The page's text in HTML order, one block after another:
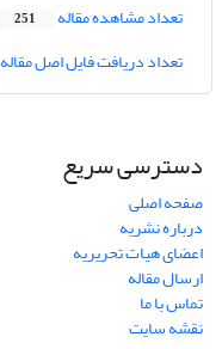
تعداد مشاهده مقاله 251
تعداد دریافت فایل اصل مقاله
دسترسی سریع
صفحه اصلی
درباره نشریه
اعضای هیات تحریریه
ارسال مقاله
تماس با ما
نقشه سایت